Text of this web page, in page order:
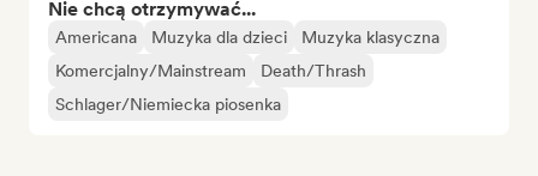
Nie chcą otrzymywać...
Americana Muzyka dla dzieci
Muzyka klasyczna
Komercjalny/Mainstream
Death/Thrash
Schlager/Niemiecka piosenka